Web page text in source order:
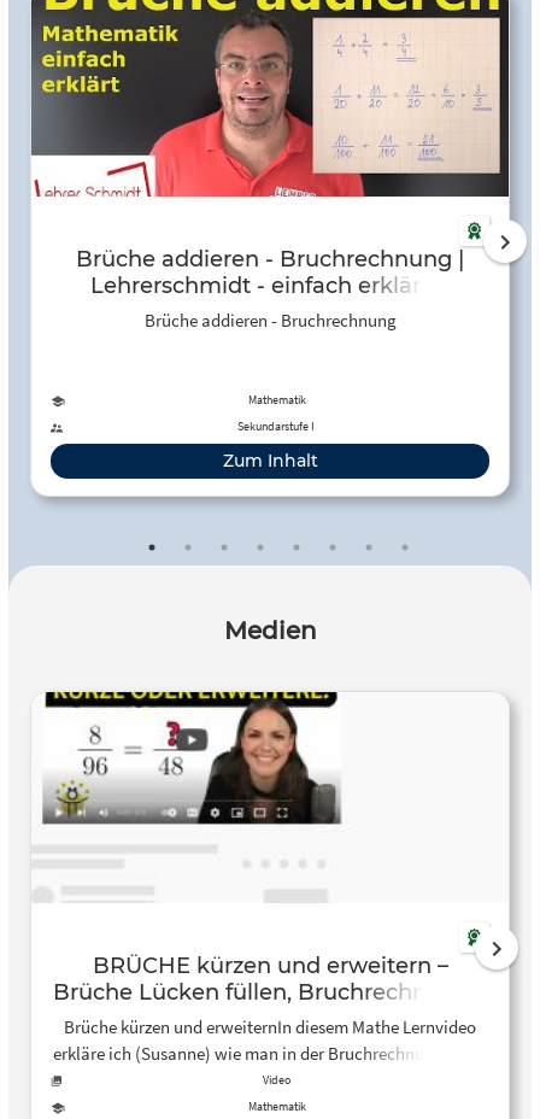
Brüche addieren - Bruchrechnung |
Lehrerschmidt - einfach erklärt! -
YouTube
Brüche addieren - Bruchrechnung
Mathematik
Sekundarstufe I
Zum Inhalt
Medien
BRÜCHE kürzen und erweitern –
Brüche Lücken füllen, Bruchrechnung –
YouTube
Brüche kürzen und erweiternIn diesem Mathe Lernvideo
erkläre ich (Susanne) wie man in der Bruchrechnung der 5.
und 6. Klasse Lücken füllen kann. Wir erweiter…
Video
Mathematik